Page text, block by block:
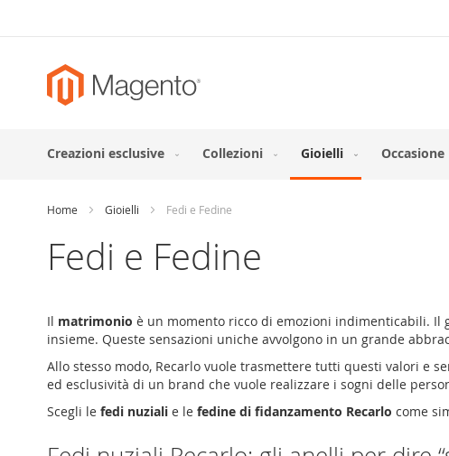
Creazioni esclusive Collezioni Gioielli Occasione
Home Gioielli Fedi e Fedine
Fedi e Fedine
Il matrimonio è un momento ricco di emozioni indimenticabili. Il
insieme. Queste sensazioni uniche avvolgono in un grande
Allo stesso modo, Recarlo vuole trasmettere tutti questi valori e
ed esclusività di un brand che vuole realizzare i sogni delle
Scegli le fedi nuziali e le fedine di fidanzamento Recarlo come